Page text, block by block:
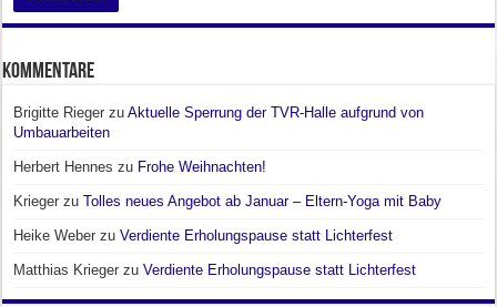
Kommentare
Brigitte Rieger zuAktuelle Sperrung der TVR-Halle aufgrund von
Umbauarbeiten
Herbert Hennes zu Frohe Weihnachten!
Krieger zuTolles neues Angebot ab Januar – Eltern-Yoga mit Baby
Heike Weber zuVerdiente Erholungspause statt Lichterfest
Matthias Krieger zuVerdiente Erholungspause statt Lichterfest